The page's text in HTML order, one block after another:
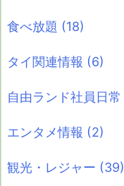
食べ放題 (18)
タイ関連情報 (6)
自由ランド社員日常
エンタメ情報 (2)
観光・レジャー (39)